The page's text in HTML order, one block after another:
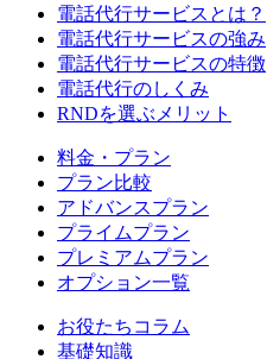
電話代行サービスとは？
電話代行サービスの強み
電話代行サービスの特徴
電話代行のしくみ
RNDを選ぶメリット
料金・プラン
プラン比較
アドバンスプラン
プライムプラン
プレミアムプラン
オプション一覧
お役たちコラム
基礎知識